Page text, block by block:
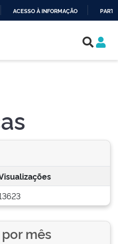
ACESSO À INFORMAÇÃO
mês